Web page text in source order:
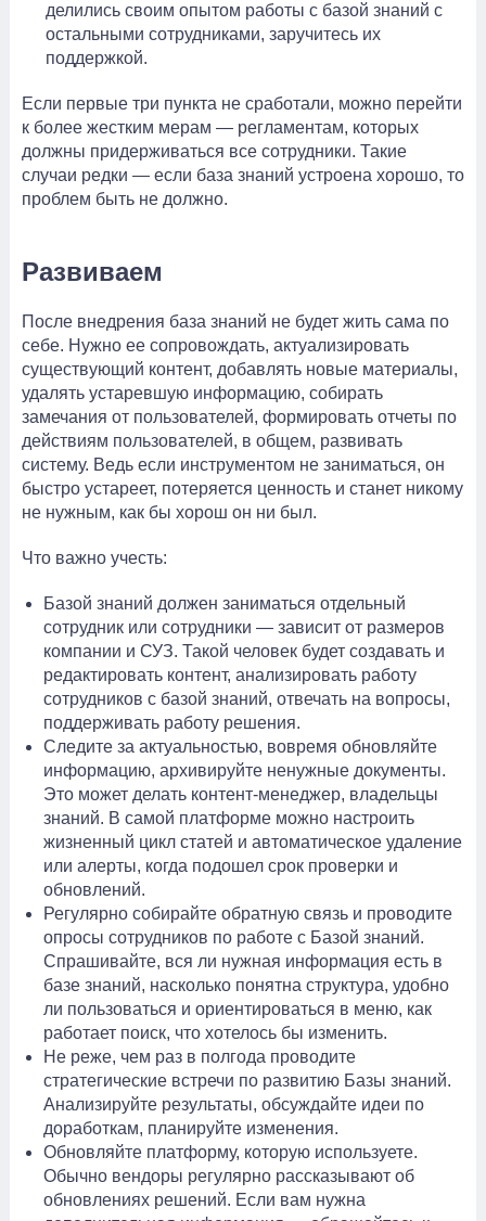
делились своим опытом работы с базой знаний с
остальными сотрудниками, заручитесь их
поддержкой.
Если первые три пункта не сработали, можно перейти
к более жестким мерам — регламентам, которых
должны придерживаться все сотрудники. Такие
случаи редки — если база знаний устроена хорошо, то
проблем быть не должно.
Развиваем
После внедрения база знаний не будет жить сама по
себе. Нужно ее сопровождать, актуализировать
существующий контент, добавлять новые материалы,
удалять устаревшую информацию, собирать
замечания от пользователей, формировать отчеты по
действиям пользователей, в общем, развивать
систему. Ведь если инструментом не заниматься, он
быстро устареет, потеряется ценность и станет никому
не нужным, как бы хорош он ни был.
Что важно учесть:
Базой знаний должен заниматься отдельный
сотрудник или сотрудники — зависит от размеров
компании и СУЗ. Такой человек будет создавать и
редактировать контент, анализировать работу
сотрудников с базой знаний, отвечать на вопросы,
поддерживать работу решения.
Следите за актуальностью, вовремя обновляйте
информацию, архивируйте ненужные документы.
Это может делать контент-менеджер, владельцы
знаний. В самой платформе можно настроить
жизненный цикл статей и автоматическое удаление
или алерты, когда подошел срок проверки и
обновлений.
Регулярно собирайте обратную связь и проводите
опросы сотрудников по работе с Базой знаний.
Спрашивайте, вся ли нужная информация есть в
базе знаний, насколько понятна структура, удобно
ли пользоваться и ориентироваться в меню, как
работает поиск, что хотелось бы изменить.
Не реже, чем раз в полгода проводите
стратегические встречи по развитию Базы знаний.
Анализируйте результаты, обсуждайте идеи по
доработкам, планируйте изменения.
Обновляйте платформу, которую используете.
Обычно вендоры регулярно рассказывают об
обновлениях решений. Если вам нужна